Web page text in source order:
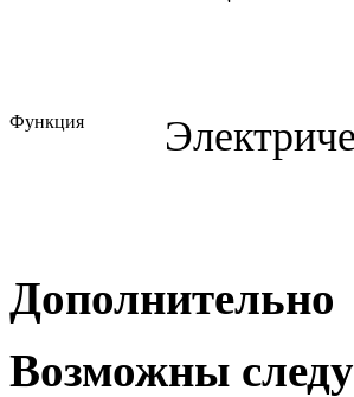
Функция
Дополнительно
Возможны